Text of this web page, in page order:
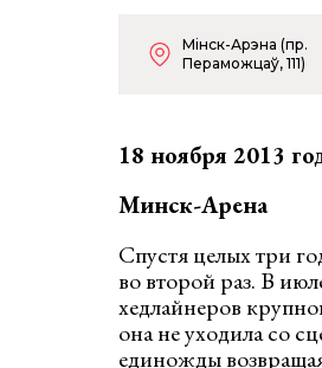
Мінск-Арэна (пр.
Пераможцаў, 111)
18 ноября 2013
Минск-Арена
Спустя целых три
во второй раз. В
хедлайнеров
она не уходила со
единожды